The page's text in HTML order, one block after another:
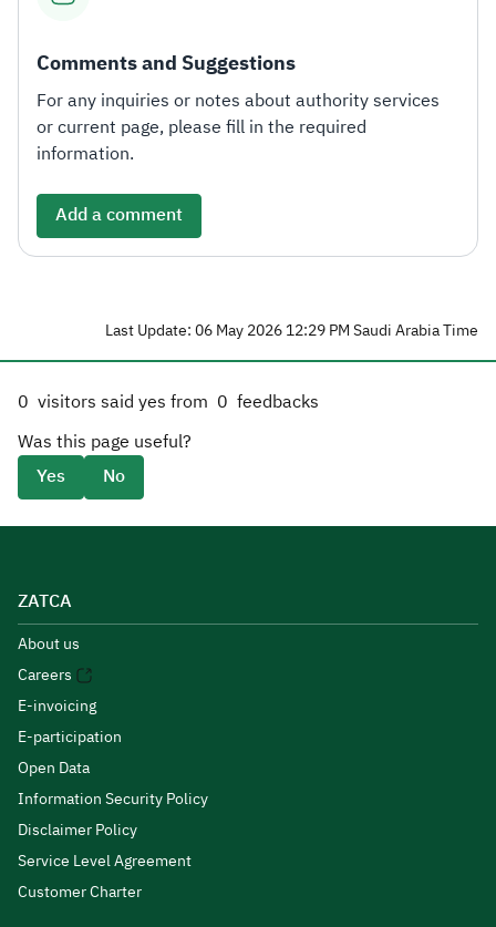
Comments and Suggestions
For any inquiries or notes about authority services
or current page, please fill in the required
information.
Add a comment
Last Update: 06 May 2026 12:29 PM Saudi Arabia Time
0 visitors said yes from 0 feedbacks
Was this page useful?
Yes
No
ZATCA
About us
Careers
E-invoicing
E-participation
Open Data
Information Security Policy
Disclaimer Policy
Service Level Agreement
Customer Charter